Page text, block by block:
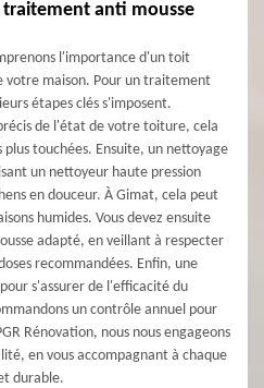
traitement anti mousse
l'importance d'un toit
votre maison. Pour un traitement
étapes clés s'imposent.
de l'état de votre toiture, cela
touchées. Ensuite, un nettoyage
un nettoyeur haute pression
en douceur. À Gimat, cela peut
humides. Vous devez ensuite
adapté, en veillant à respecter
recommandées. Enfin, une
s'assurer de l'efficacité du
un contrôle annuel pour
Rénovation, nous nous engageons
en vous accompagnant à chaque
durable.